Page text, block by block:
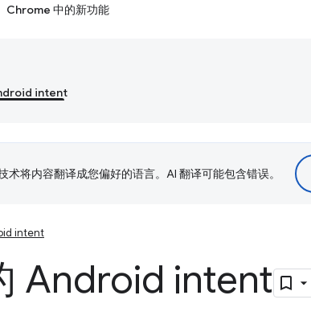
Chrome 中的新功能
intent
术将内容翻译成您偏好的语言。AI 翻译可能包含错误。
intent
Android intent